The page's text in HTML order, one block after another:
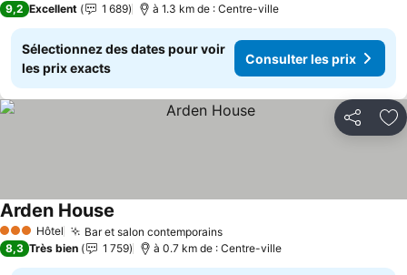
9,2 Excellent 1 689 à 1.3 km de : Centre-ville
Sélectionnez des dates pour voir
les prix exacts
Consulter les prix
Partager
3 ÉtoilesHôtel Bar et salon contemporains
Arden House
8,3 Très bien 1 759 à 0.7 km de : Centre-ville